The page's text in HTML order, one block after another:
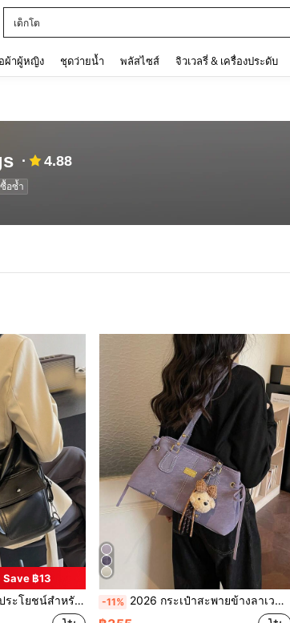
เด็กโต
ผ้าผู้หญิง ชุดว่ายน้ำ พลัสไซส์ จิวเวลรี่ & เครื่องประดับ
4.88
อซ้ำ
Save ฿13
ญ่, ใช้เดินทางไปทำงาน, เป้, กระเป๋าสะพาย, กระเป๋าถือ 3 ใน 1 -11% 2026 กระเป๋าสะพายข้างลาเวนเดอร์คอลเลกชั่นฤดูใบไม้ผลิ/ฤดูร้อนใหม่สำหรับผู้หญิง, กระเป๋าสะพายไหล่อเนกประสงค์พร้อมจี้หมีและโบว์, กระเป๋าใส่ของจุของได้เยอะ